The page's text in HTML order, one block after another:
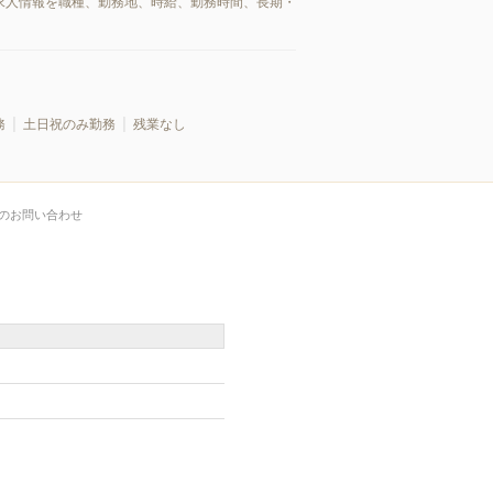
土日祝のみ勤務
残業なし
お問い合わせ